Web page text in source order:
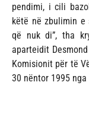
pendimi, i cili
këtë në zbulimin e
që nuk di”, tha
aparteidit
Komisionit për të
30 nëntor 1995